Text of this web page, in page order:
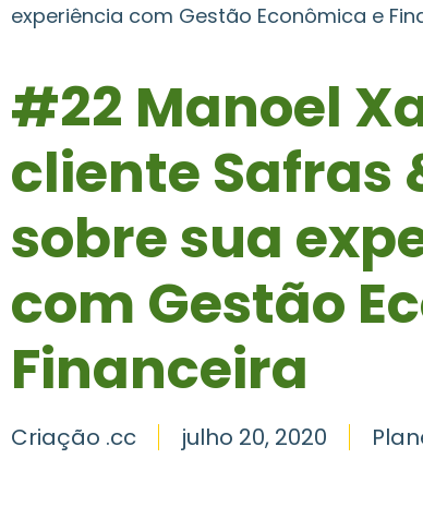
experiência com Gestão Econômica e
#22 Manoel
cliente Safras
sobre sua
com Gestão
Financeira
Criação .cc julho 20, 2020